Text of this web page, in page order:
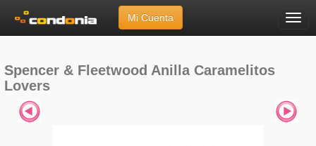
Menú
Mi Cuenta
Spencer & Fleetwood»Anilla Caramelitos Lovers
Spencer & Fleetwood Anilla Caramelitos
Lovers